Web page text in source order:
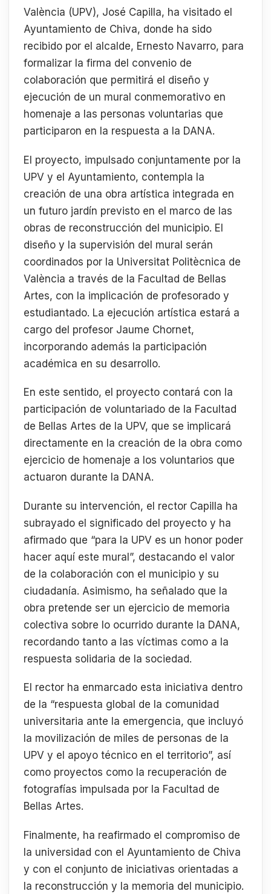
València (UPV), José Capilla, ha visitado el
Ayuntamiento de Chiva, donde ha sido
recibido por el alcalde, Ernesto Navarro, para
formalizar la firma del convenio de
colaboración que permitirá el diseño y
ejecución de un mural conmemorativo en
homenaje a las personas voluntarias que
participaron en la respuesta a la DANA.
El proyecto, impulsado conjuntamente por la
UPV y el Ayuntamiento, contempla la
creación de una obra artística integrada en
un futuro jardín previsto en el marco de las
obras de reconstrucción del municipio. El
diseño y la supervisión del mural serán
coordinados por la Universitat Politècnica de
València a través de la Facultad de Bellas
Artes, con la implicación de profesorado y
estudiantado. La ejecución artística estará a
cargo del profesor Jaume Chornet,
incorporando además la participación
académica en su desarrollo.
En este sentido, el proyecto contará con la
participación de voluntariado de la Facultad
de Bellas Artes de la UPV, que se implicará
directamente en la creación de la obra como
ejercicio de homenaje a los voluntarios que
actuaron durante la DANA.
Durante su intervención, el rector Capilla ha
subrayado el significado del proyecto y ha
afirmado que “para la UPV es un honor poder
hacer aquí este mural”, destacando el valor
de la colaboración con el municipio y su
ciudadanía. Asimismo, ha señalado que la
obra pretende ser un ejercicio de memoria
colectiva sobre lo ocurrido durante la DANA,
recordando tanto a las víctimas como a la
respuesta solidaria de la sociedad.
El rector ha enmarcado esta iniciativa dentro
de la “respuesta global de la comunidad
universitaria ante la emergencia, que incluyó
la movilización de miles de personas de la
UPV y el apoyo técnico en el territorio”, así
como proyectos como la recuperación de
fotografías impulsada por la Facultad de
Bellas Artes.
Finalmente, ha reafirmado el compromiso de
la universidad con el Ayuntamiento de Chiva
y con el conjunto de iniciativas orientadas a
la reconstrucción y la memoria del municipio.